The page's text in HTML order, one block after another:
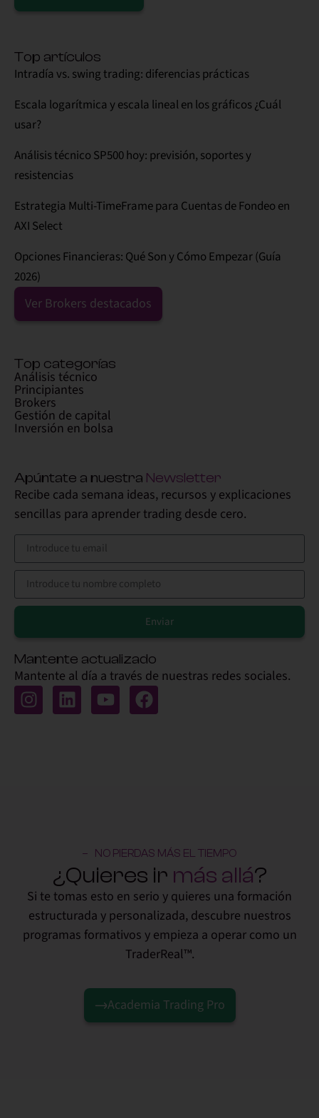
Top artículos
Intradía vs. swing trading: diferencias prácticas
Escala logarítmica y escala lineal en los gráficos ¿Cuál
usar?
Análisis técnico SP500 hoy: previsión, soportes y
resistencias
Estrategia Multi-TimeFrame para Cuentas de Fondeo en
AXI Select
Opciones Financieras: Qué Son y Cómo Empezar (Guía
2026)
Ver Brokers destacados
Top categorías
Análisis técnico
Principiantes
Brokers
Gestión de capital
Inversión en bolsa
Apúntate a nuestra Newsletter
Recibe cada semana ideas, recursos y explicaciones
sencillas para aprender trading desde cero.
Enviar
Mantente actualizado
Mantente al día a través de nuestras redes sociales.
NO PIERDAS MÁS EL TIEMPO
¿Quieres ir más allá?
Si te tomas esto en serio y quieres una formación
estructurada y personalizada, descubre nuestros
programas formativos y empieza a operar como un
TraderReal™.
Academia Trading Pro